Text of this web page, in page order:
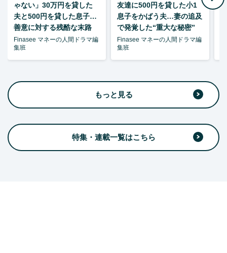
ゃない」30万円を貸した
夫と500円を貸した息子…
善意に対する残酷な末路
Finasee マネーの人間ドラマ編
集班
友達に500円を貸した小1
息子をかばう夫…妻の追及
で発覚した“重大な秘密”
Finasee マネーの人間ドラマ編
集班
もっと見る
特集・連載一覧はこちら